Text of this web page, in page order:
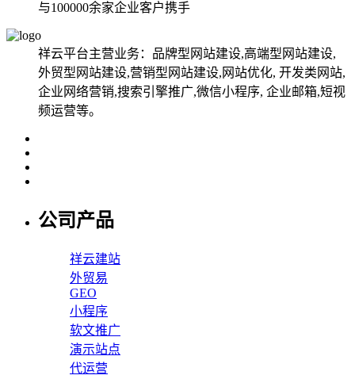
与100000余家企业客户携手
祥云平台主营业务：品牌型网站建设,高端型网站建设,
外贸型网站建设,营销型网站建设,网站优化, 开发类网站,
企业网络营销,搜索引擎推广,微信小程序, 企业邮箱,短视
频运营等。
公司产品
祥云建站
外贸易
GEO
小程序
软文推广
演示站点
代运营